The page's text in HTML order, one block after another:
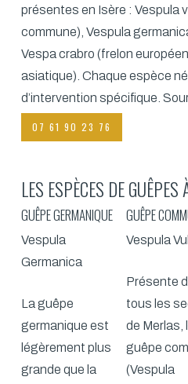
présentes en Isère : Vespula
commune), Vespula
Vespa crabro (frelon
asiatique). Chaque espèce
d’intervention spécifique.
07 61 90 23 76
LES ESPÈCES DE GUÊPES
GUÊPE GERMANIQUE
Vespula
Germanica
La guêpe
germanique est
légèrement plus
grande que la
GUÊPE
Vespula
Présente
tous les
de Merlas,
guêpe
(Vespula